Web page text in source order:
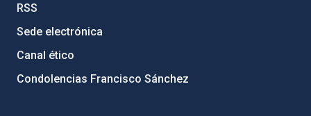
RSS
Sede electrónica
Canal ético
Condolencias Francisco Sánchez